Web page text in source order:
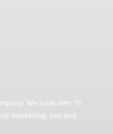
We have over 10
marketing, seo and